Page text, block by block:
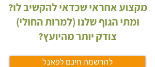
מקצוע אחראי שכדאי להקשיב לו?
ומתי הגוף שלנו (למרות החולי)
צודק יותר מהיועץ?
להרשמה חינם לפאנל